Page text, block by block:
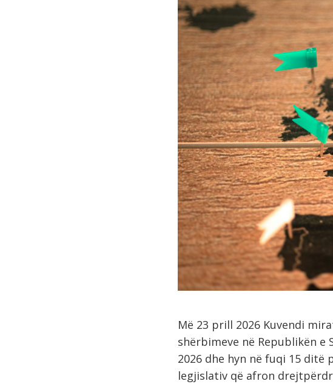
Më 23 prill 2026 Kuvendi
shërbimeve në Republikën e
2026 dhe hyn në fuqi 15
legjislativ që afron